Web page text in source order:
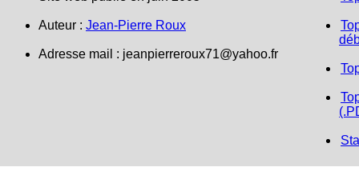
Auteur : Jean-Pierre Roux
Adresse mail : jeanpierreroux71@yahoo.fr